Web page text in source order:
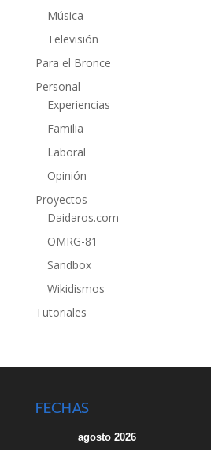
Música
Televisión
Para el Bronce
Personal
Experiencias
Familia
Laboral
Opinión
Proyectos
Daidaros.com
OMRG-81
Sandbox
Wikidismos
Tutoriales
FECHAS
agosto 2026